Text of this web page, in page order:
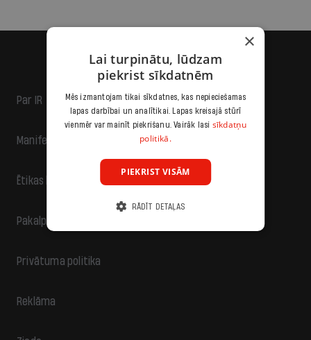
Par IR
Manifests
Ētikas kodekss
Pakalpojumu sniegšanas noteikumi
Privātuma politika
Reklāma
×
Lai turpinātu, lūdzam
piekrist sīkdatnēm
Mēs izmantojam tikai sīkdatnes, kas nepieciešamas
lapas darbībai un analītikai. Lapas kreisajā stūrī
vienmēr var mainīt piekrišanu. Vairāk lasi sīkdatņu
politikā.
PIEKRIST VISĀM
RĀDĪT DETAĻAS